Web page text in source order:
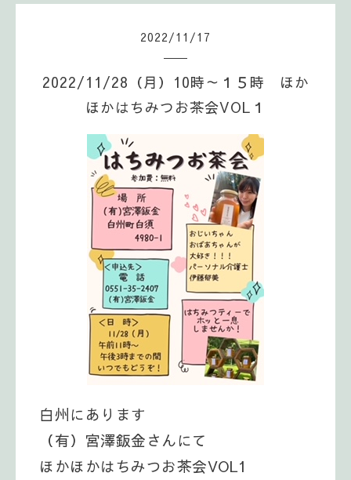
2022/11 /17
2022/11/28（月）10時～１５時 ほか
ほかはちみつお茶会VOL１
白州にあります
（有）宮澤鈑金さんにて
ほかほかはちみつお茶会VOL1